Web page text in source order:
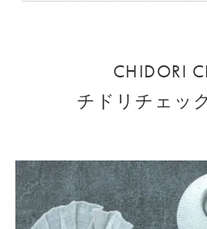
CHIDORI
チドリチェッ